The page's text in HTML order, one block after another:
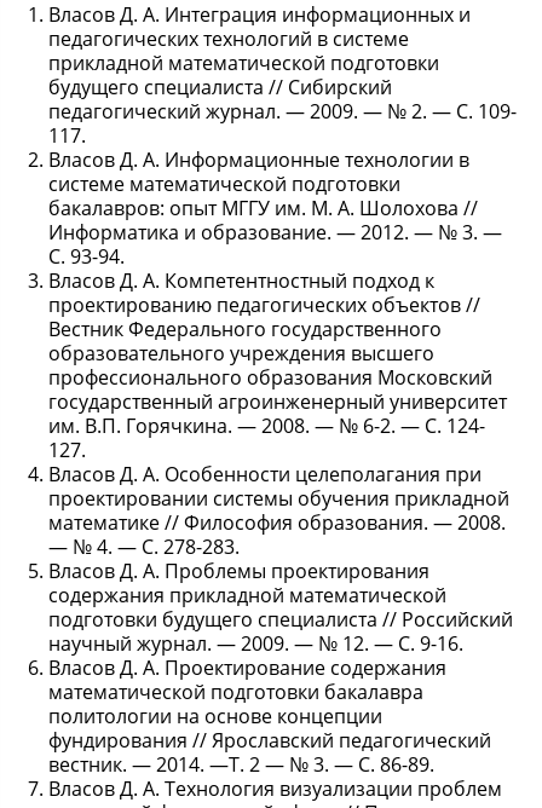
Власов Д. А. Интеграция информационных и
педагогических технологий в системе
прикладной математической подготовки
будущего специалиста // Сибирский
педагогический журнал. — 2009. — № 2. — С. 109-
117.
Власов Д. А. Информационные технологии в
системе математической подготовки
бакалавров: опыт МГГУ им. М. А. Шолохова //
Информатика и образование. — 2012. — № 3. —
С. 93-94.
Власов Д. А. Компетентностный подход к
проектированию педагогических объектов //
Вестник Федерального государственного
образовательного учреждения высшего
профессионального образования Московский
государственный агроинженерный университет
им. В.П. Горячкина. — 2008. — № 6-2. — С. 124-
127.
Власов Д. А. Особенности целеполагания при
проектировании системы обучения прикладной
математике // Философия образования. — 2008.
— № 4. — С. 278-283.
Власов Д. А. Проблемы проектирования
содержания прикладной математической
подготовки будущего специалиста // Российский
научный журнал. — 2009. — № 12. — С. 9-16.
Власов Д. А. Проектирование содержания
математической подготовки бакалавра
политологии на основе концепции
фундирования // Ярославский педагогический
вестник. — 2014. —Т. 2 — № 3. — С. 86-89.
Власов Д. А. Технология визуализации проблем